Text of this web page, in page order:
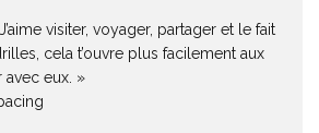
visiter, voyager, partager et le fait
cela t’ouvre plus facilement aux
eux. »